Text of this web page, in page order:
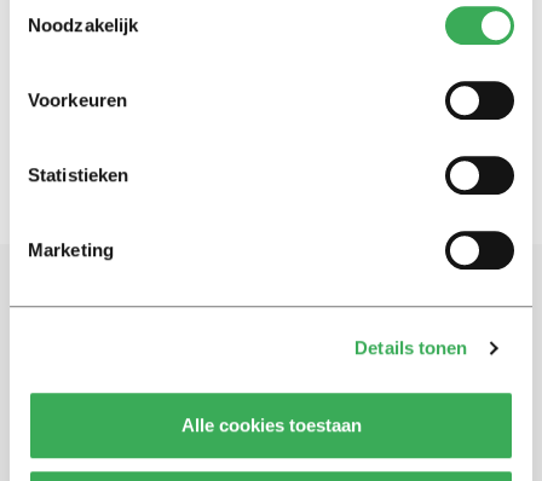
Noodzakelijk
Voorkeuren
Statistieken
Marketing
Details tonen
Alle cookies toestaan
Schrijf je in voor onze nieuwsbrief
Blijf op de hoogte. Meld je aan voor de nieuwsbrief van
Univers.
Aanmelden